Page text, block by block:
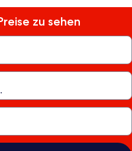
zu sehen